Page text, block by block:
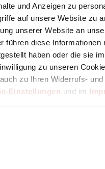
und Anzeigen zu
auf unsere Website zu
unserer Website an
führen diese
haben oder die sie
zu unseren
zu Ihren Widerrufs-
Einstellungen und im
von 100,- Euro, nach Abzug der
gesetzl. MwSt. zzgl. Service- und
Einkauf ab 100 €